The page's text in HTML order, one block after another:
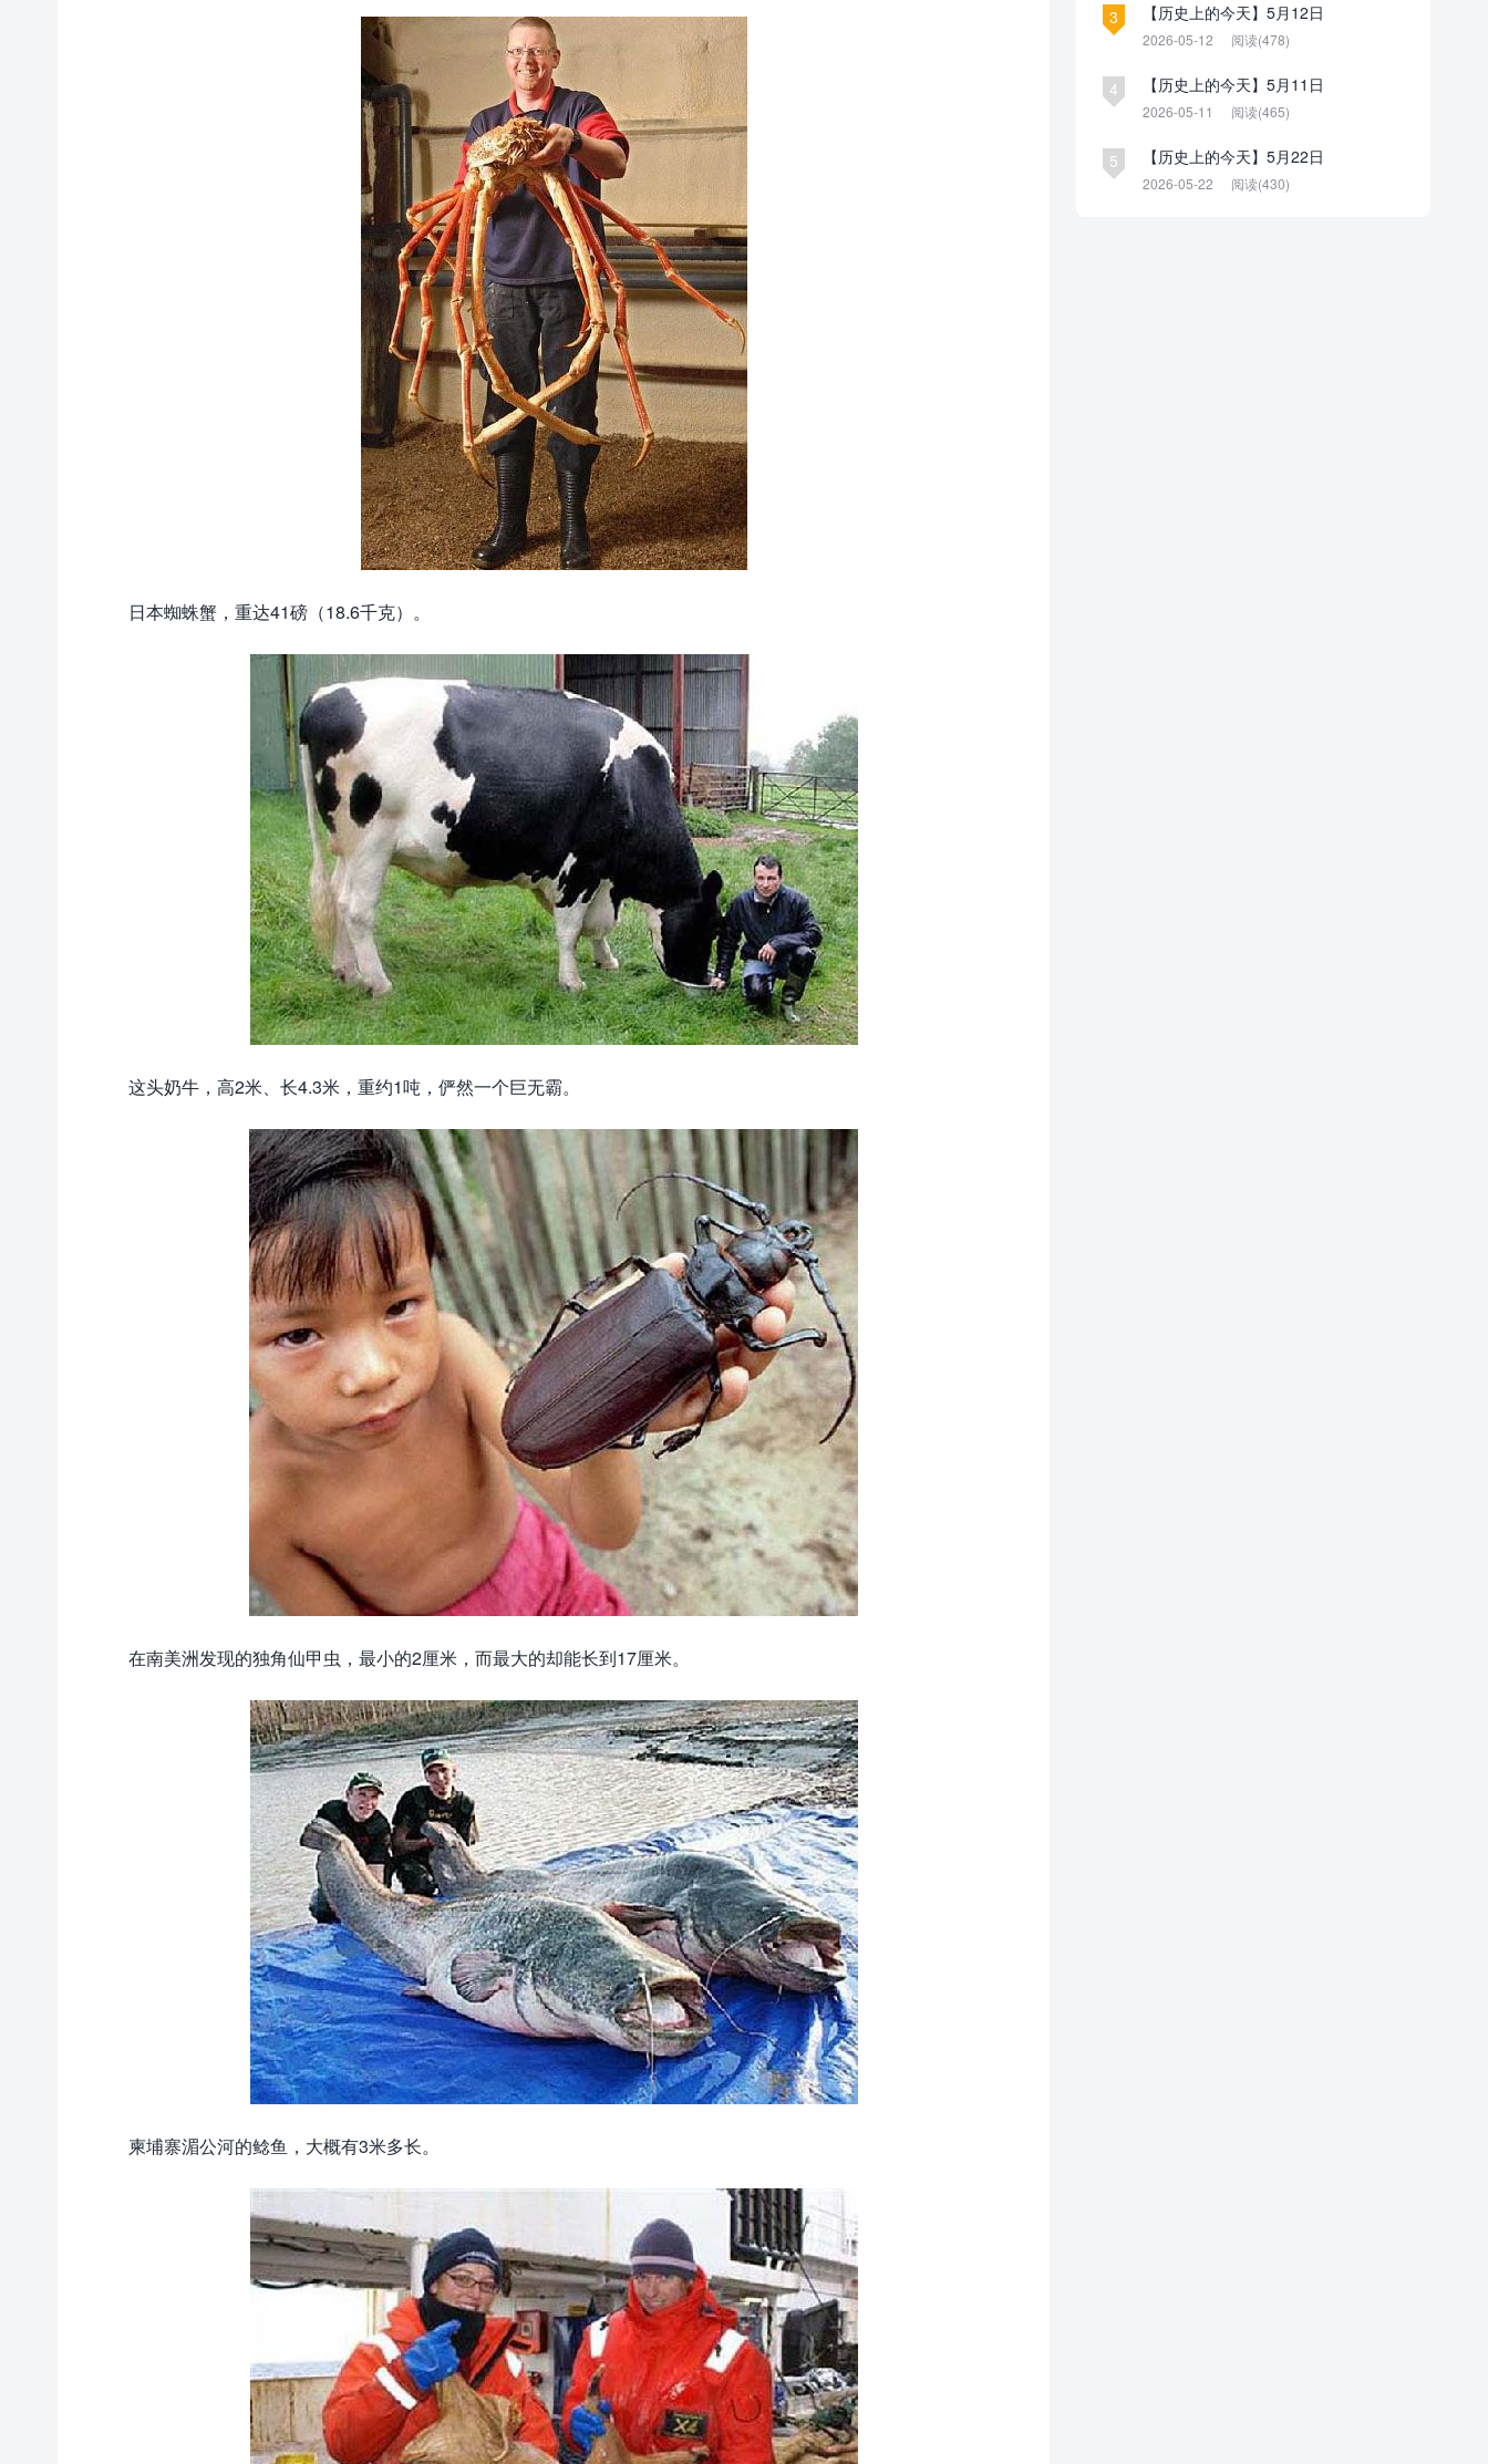
日本蜘蛛蟹，重达41磅（18.6千克）。
这头奶牛，高2米、长4.3米，重约1吨，俨然一个巨无霸。
在南美洲发现的独角仙甲虫，最小的2厘米，而最大的却能长到17厘米。
柬埔寨湄公河的鲶鱼，大概有3米多长。
3 【历史上的今天】5月12日
2026-05-12 阅读(478)
4 【历史上的今天】5月11日
2026-05-11 阅读(465)
5 【历史上的今天】5月22日
2026-05-22 阅读(430)